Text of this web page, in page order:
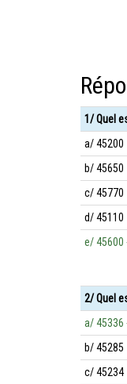
1/ Quel
a/ 45200
b/ 45650
c/ 45770
d/ 45110
e/ 45600
2/ Quel
a/ 45336
b/ 45285
c/ 45234